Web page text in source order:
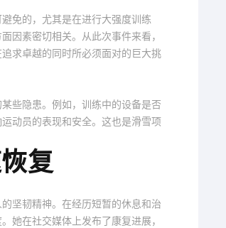
免的，尤其是在进行大强度训练
因素密切相关。从此次事件来看，
求卓越的同时所必须面对的巨大挑
些隐患。例如，训练中的设备是否
动员的表现和安全。这也是滑雪项
复
坚韧精神。在经历短暂的休息和治
她在社交媒体上发布了康复进展，